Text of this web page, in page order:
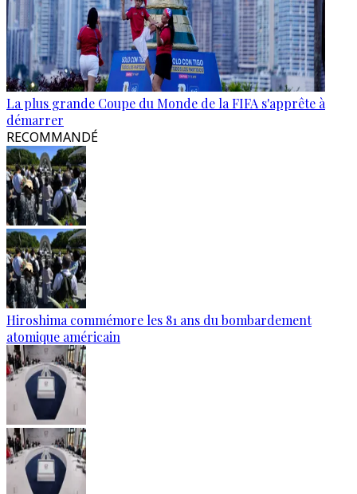
La plus grande Coupe du Monde de la FIFA s'apprête à
démarrer
RECOMMANDÉ
Hiroshima commémore les 81 ans du bombardement
atomique américain